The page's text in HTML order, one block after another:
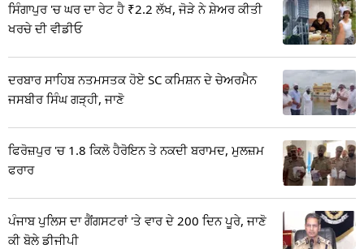
ਸਿੰਗਾਪੁਰ 'ਚ ਘਰ ਦਾ ਰੇਟ ਹੈ ₹2.2 ਲੱਖ, ਜੋੜੇ ਨੇ ਸ਼ੇਅਰ ਕੀਤੀ
ਖਰਚੇ ਦੀ ਵੀਡੀਓ
ਦਰਬਾਰ ਸਾਹਿਬ ਨਤਮਸਤਕ ਹੋਏ SC ਕਮਿਸ਼ਨ ਦੇ ਚੇਅਰਮੈਨ
ਜਸਬੀਰ ਸਿੰਘ ਗੜ੍ਹੀ, ਜਾਣੋ
ਫਿਰੋਜ਼ਪੁਰ 'ਚ 1.8 ਕਿਲੋ ਹੈਰੋਇਨ ਤੇ ਨਕਦੀ ਬਰਾਮਦ, ਮੁਲਜ਼ਮ
ਫਰਾਰ
ਪੰਜਾਬ ਪੁਲਿਸ ਦਾ ਗੈਂਗਸਟਰਾਂ 'ਤੇ ਵਾਰ ਦੇ 200 ਦਿਨ ਪੂਰੇ, ਜਾਣੋ
ਕੀ ਬੋਲੇ ਡੀਜੀਪੀ